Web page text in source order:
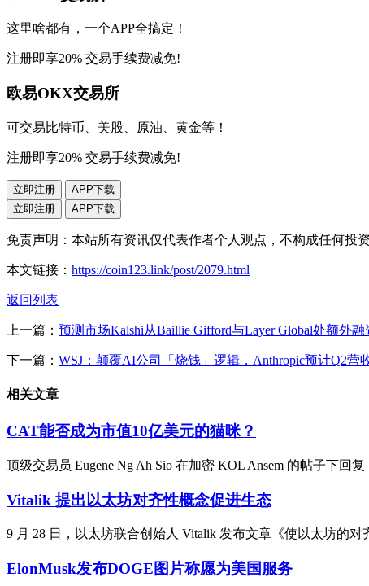
这里啥都有，一个APP全搞定！
注册即享20% 交易手续费减免!
欧易OKX交易所
可交易比特币、美股、原油、黄金等！
注册即享20% 交易手续费减免!
立即注册
APP下载
立即注册
APP下载
免责声明：本站所有资讯仅代表作者个人观点，不构成任何投资
本文链接： https://coin123.link/post/2079.html
返回列表
上一篇： 预测市场Kalshi从Baillie Gifford与Layer Global处额外融
下一篇： WSJ：颠覆AI公司「烧钱」逻辑，Anthropic预计Q2营
相关文章
CAT能否成为市值10亿美元的猫咪？
顶级交易员 Eugene Ng Ah Sio 在加密 KOL Ansem 的帖子下回
Vitalik 提出以太坊对齐性概念促进生态
9 月 28 日，以太坊联合创始人 Vitalik 发布文章《使以太坊的
ElonMusk发布DOGE图片称愿为美国服务